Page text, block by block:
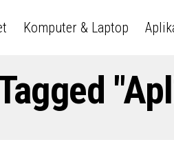
Komputer & Laptop